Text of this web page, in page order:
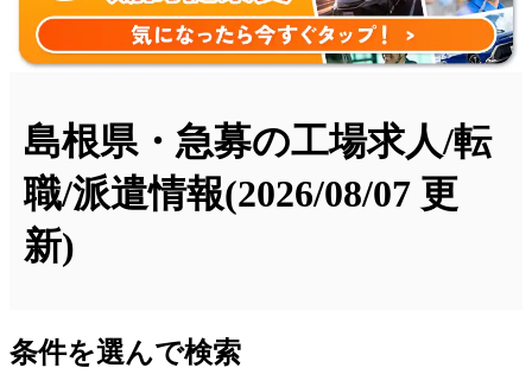
島根県・急募の工場求人/転
職/派遣情報(2026/08/07 更
新)
条件を選んで検索